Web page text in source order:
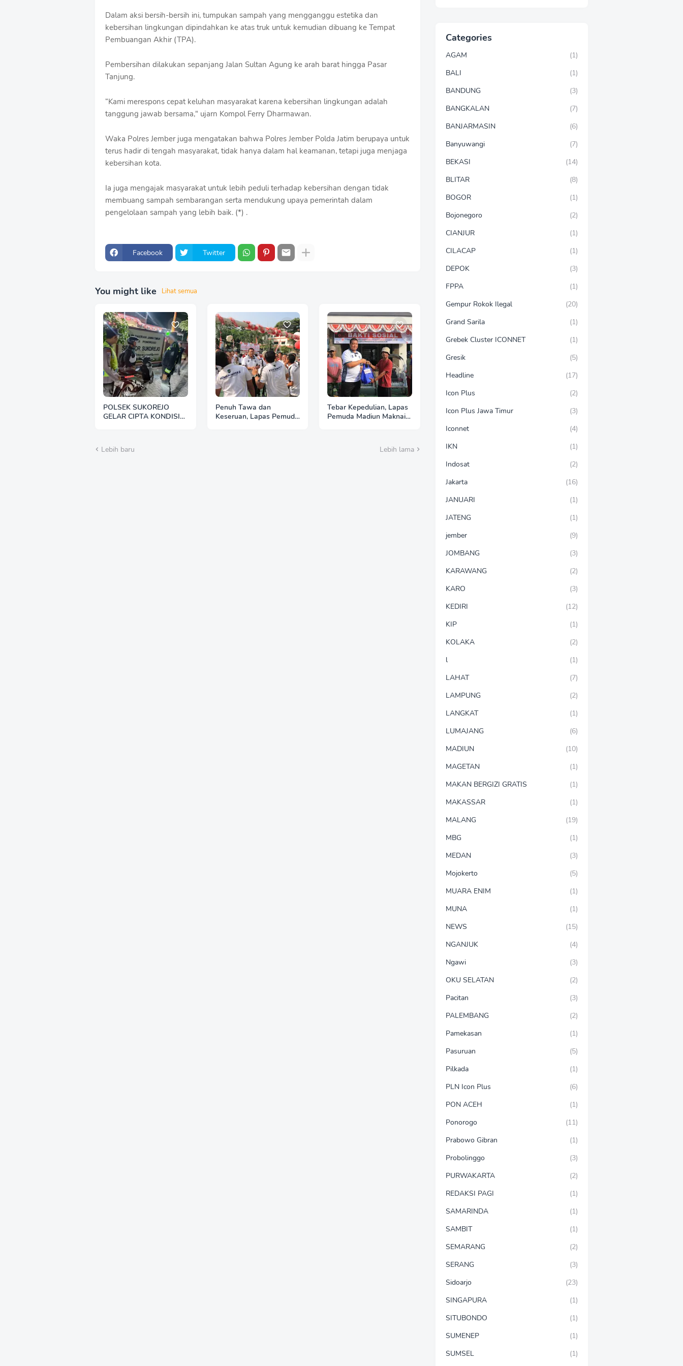
Dalam aksi bersih-bersih ini, tumpukan sampah yang mengganggu estetika dan
kebersihan lingkungan dipindahkan ke atas truk untuk kemudian dibuang ke Tempat
Pembuangan Akhir (TPA).
Pembersihan dilakukan sepanjang Jalan Sultan Agung ke arah barat hingga Pasar
Tanjung.
“Kami merespons cepat keluhan masyarakat karena kebersihan lingkungan adalah
tanggung jawab bersama," ujarn Kompol Ferry Dharmawan.
Waka Polres Jember juga mengatakan bahwa Polres Jember Polda Jatim berupaya untuk
terus hadir di tengah masyarakat, tidak hanya dalam hal keamanan, tetapi juga menjaga
kebersihan kota.
Ia juga mengajak masyarakat untuk lebih peduli terhadap kebersihan dengan tidak
membuang sampah sembarangan serta mendukung upaya pemerintah dalam
pengelolaan sampah yang lebih baik. (*) .
Facebook Twitter
h
r
o
f
T
e
m
l
a
s
You might like Lihat semua
POLSEK SUKOREJO
GELAR CIPTA KONDISI
Penuh Tawa dan
Keseruan, Lapas Pemuda
Tebar Kepedulian, Lapas
Pemuda Madiun Maknai
Lebih baru Lebih lama
Categories
AGAM
(1)
BALI
(1)
BANDUNG
(3)
BANGKALAN
(7)
BANJARMASIN
(6)
Banyuwangi
(7)
BEKASI
(14)
BLITAR
(8)
BOGOR
(1)
Bojonegoro
(2)
CIANJUR
(1)
CILACAP
(1)
DEPOK
(3)
FPPA
(1)
Gempur Rokok Ilegal
(20)
Grand Sarila
(1)
Grebek Cluster ICONNET
(1)
Gresik
(5)
Headline
(17)
Icon Plus
(2)
Icon Plus Jawa Timur
(3)
Iconnet
(4)
IKN
(1)
Indosat
(2)
Jakarta
(16)
JANUARI
(1)
JATENG
(1)
jember
(9)
JOMBANG
(3)
KARAWANG
(2)
KARO
(3)
KEDIRI
(12)
KIP
(1)
KOLAKA
(2)
l
(1)
LAHAT
(7)
LAMPUNG
(2)
LANGKAT
(1)
LUMAJANG
(6)
MADIUN
(10)
MAGETAN
(1)
MAKAN BERGIZI GRATIS
(1)
MAKASSAR
(1)
MALANG
(19)
MBG
(1)
MEDAN
(3)
Mojokerto
(5)
MUARA ENIM
(1)
MUNA
(1)
NEWS
(15)
NGANJUK
(4)
Ngawi
(3)
OKU SELATAN
(2)
Pacitan
(3)
PALEMBANG
(2)
Pamekasan
(1)
Pasuruan
(5)
Pilkada
(1)
PLN Icon Plus
(6)
PON ACEH
(1)
Ponorogo
(11)
Prabowo Gibran
(1)
Probolinggo
(3)
PURWAKARTA
(2)
REDAKSI PAGI
(1)
SAMARINDA
(1)
SAMBIT
(1)
SEMARANG
(2)
SERANG
(3)
Sidoarjo
(23)
SINGAPURA
(1)
SITUBONDO
(1)
SUMENEP
(1)
SUMSEL
(1)